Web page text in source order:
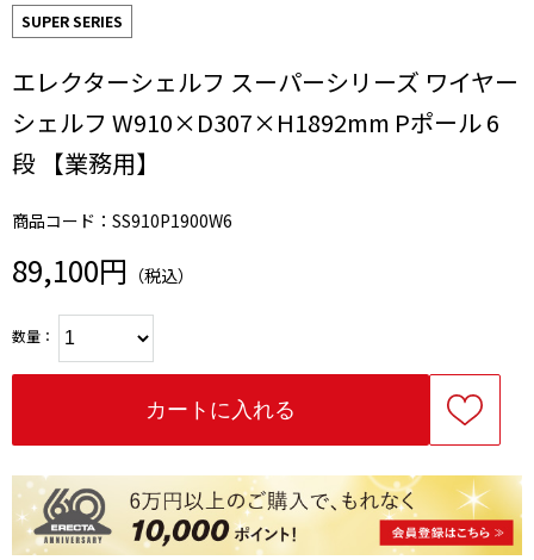
SUPER SERIES
エレクターシェルフ スーパーシリーズ ワイヤー
シェルフ W910×D307×H1892mm Pポール 6
段 【業務用】
商品コード：SS910P1900W6
89,100円 （税込）
数量：